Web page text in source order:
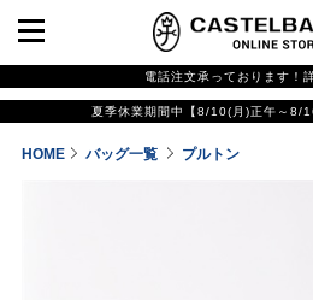
電話注文承っております！
夏季休業期間中【8/10(月)正午～8/
HOME バッグ一覧 プルトン